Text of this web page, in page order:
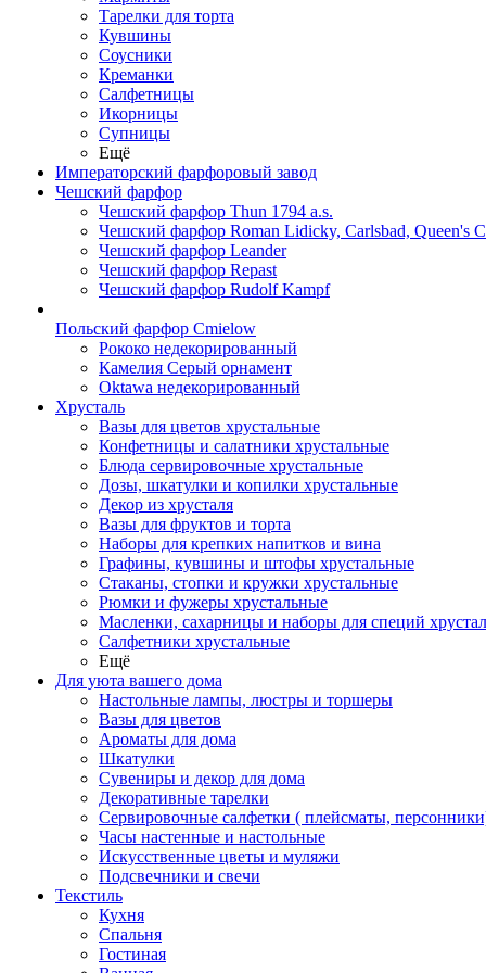
Тарелки для торта
Кувшины
Соусники
Креманки
Салфетницы
Икорницы
Супницы
Ещё
Императорский фарфоровый завод
Чешский фарфор
Чешский фарфор Thun 1794 a.s.
Чешский фарфор Roman Lidicky, Carlsbad, Queen's
Чешский фарфор Leander
Чешский фарфор Repast
Чешский фарфор Rudolf Kampf
Польский фарфор Сmielow
Рококо недекорированный
Камелия Серый орнамент
Oktawa недекорированный
Хрусталь
Вазы для цветов хрустальные
Конфетницы и салатники хрустальные
Блюда сервировочные хрустальные
Дозы, шкатулки и копилки хрустальные
Декор из хрусталя
Вазы для фруктов и торта
Наборы для крепких напитков и вина
Графины, кувшины и штофы хрустальные
Стаканы, стопки и кружки хрустальные
Рюмки и фужеры хрустальные
Масленки, сахарницы и наборы для специй
Салфетники хрустальные
Ещё
Для уюта вашего дома
Настольные лампы, люстры и торшеры
Вазы для цветов
Ароматы для дома
Шкатулки
Сувениры и декор для дома
Декоративные тарелки
Сервировочные салфетки ( плейсматы,
Часы настенные и настольные
Искусственные цветы и муляжи
Подсвечники и свечи
Текстиль
Кухня
Спальня
Гостиная